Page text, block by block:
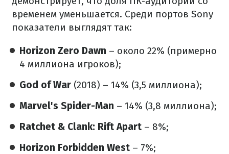
временем уменьшается. Среди портов Sony
показатели выглядят так:
Horizon Zero Dawn – около 22% (примерно
4 миллиона игроков);
God of War (2018) – 14% (3,5 миллиона);
Marvel's Spider-Man – 14% (3,8 миллиона);
Ratchet & Clank: Rift Apart – 8%;
Horizon Forbidden West – 7%;